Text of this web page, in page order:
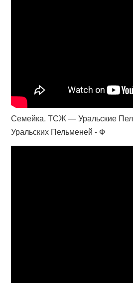
Семейка. ТСЖ — Уральские
Уральских Пельменей - Ф